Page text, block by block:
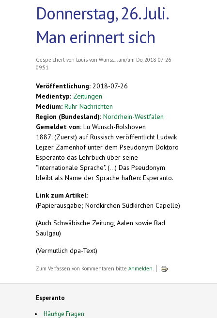
Donnerstag, 26. Juli.
Man erinnert sich
Gespeichert von Louis von Wunsc...
am/um Do, 2018-07-26
09:51
Veröffentlichung: 2018-07-26
Medientyp: Zeitungen
Medium: Ruhr Nachrichten
Region (Bundesland): Nordrhein-Westfalen
Gemeldet von: Lu Wunsch-Rolshoven
1887: (Zuerst) auf Russisch veröffentlicht Ludwik
Lejzer Zamenhof unter dem Pseudonym Doktoro
Esperanto das Lehrbuch über seine
"Internationale Sprache". (...) Das Pseudonym
bleibt als Name der Sprache haften: Esperanto.
Link zum Artikel:
(Papierausgabe; Nordkirchen Südkirchen Capelle)
(Auch Schwäbische Zeitung, Aalen sowie Bad
Saulgau)
(Vermutlich dpa-Text)
Zum Verfassen von Kommentaren bitte Anmelden
Esperanto
Häufige Fragen